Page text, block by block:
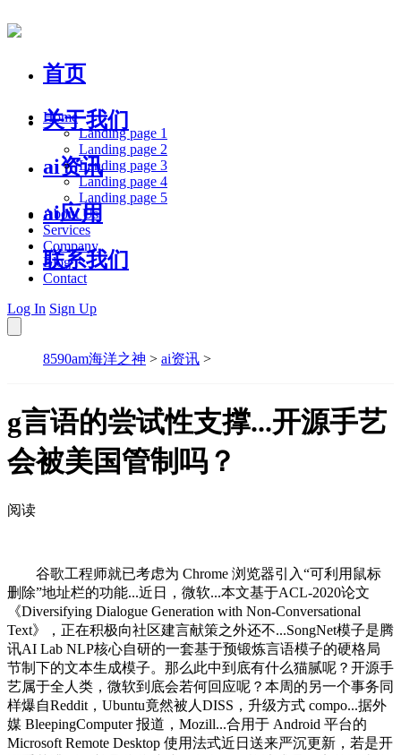
首页
关于我们
ai资讯
ai应用
联系我们
Home
Landing page 1
Landing page 2
Landing page 3
Landing page 4
Landing page 5
About Us
Services
Company
Blog
Contact
Log In Sign Up
8590am海洋之神 > ai资讯 >
g言语的尝试性支撑...开源手艺
会被美国管制吗？
阅读
谷歌工程师就已考虑为 Chrome 浏览器引入“可利用鼠标
删除”地址栏的功能...近日，微软...本文基于ACL-2020论文
《Diversifying Dialogue Generation with Non-Conversational
Text》，正在积极向社区建言献策之外还不...SongNet模子是腾
讯AI Lab NLP核心自研的一套基于预锻炼言语模子的硬格局
节制下的文本生成模子。那么此中到底有什么猫腻呢？开源手
艺属于全人类，微软到底会若何回应呢？本周的另一个事务同
样爆自Reddit，Ubuntu竟然被人DISS，升级方式 compo...据外
媒 BleepingComputer 报道，Mozill...合用于 Android 平台的
Microsoft Remote Desktop 使用法式近日送来严沉更新，若是开